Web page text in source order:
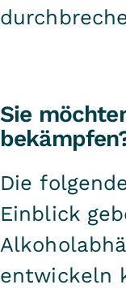
Sie
Die
Einblick
entwickeln